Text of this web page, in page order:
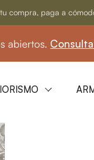
compra, paga a
Consulta aquí